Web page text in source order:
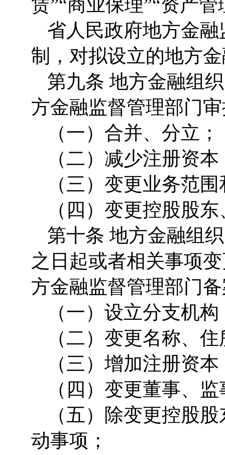
赁”“商业保理”“资产
省人民政府地方金
制，对拟设立的地方
第九条 地方金融组
方金融监督管理部门
（一）合并、分立；
（二）减少注册资本
（三）变更业务范
（四）变更控股股
第十条 地方金融组
之日起或者相关事项
方金融监督管理部门
（一）设立分支机构
（二）变更名称、
（三）增加注册资本
（四）变更董事、
（五）除变更控股
动事项；